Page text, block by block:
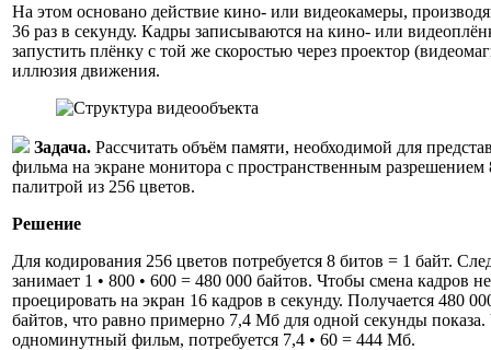
На этом основано действие кино- или видеокамеры,
36 раз в секунду. Кадры записываются на кино- или
запустить плёнку с той же скоростью через проектор
иллюзия движения.
Задача. Рассчитать объём памяти, необходимой для
фильма на экране монитора с пространственным разрешением
палитрой из 256 цветов.
Решение
Для кодирования 256 цветов потребуется 8 битов = 1 байт.
занимает 1 • 800 • 600 = 480 000 байтов. Чтобы смена кадров
проецировать на экран 16 кадров в секунду. Получается 480
байтов, что равно примерно 7,4 Мб для одной секунды показа.
одноминутный фильм, потребуется 7,4 • 60 = 444 Мб.